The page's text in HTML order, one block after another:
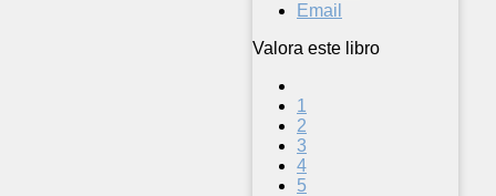
Email
Valora este libro
1
2
3
4
5